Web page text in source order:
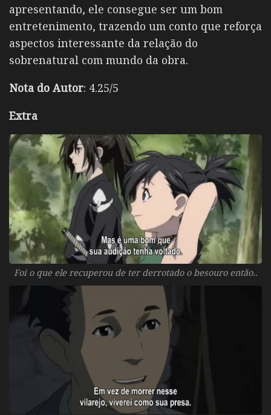
apresentando, ele consegue ser um bom
entretenimento, trazendo um conto que reforça
aspectos interessante da relação do
sobrenatural com mundo da obra.
Nota do Autor: 4.25/5
Extra
Foi o que ele recuperou de ter derrotado o besouro então..